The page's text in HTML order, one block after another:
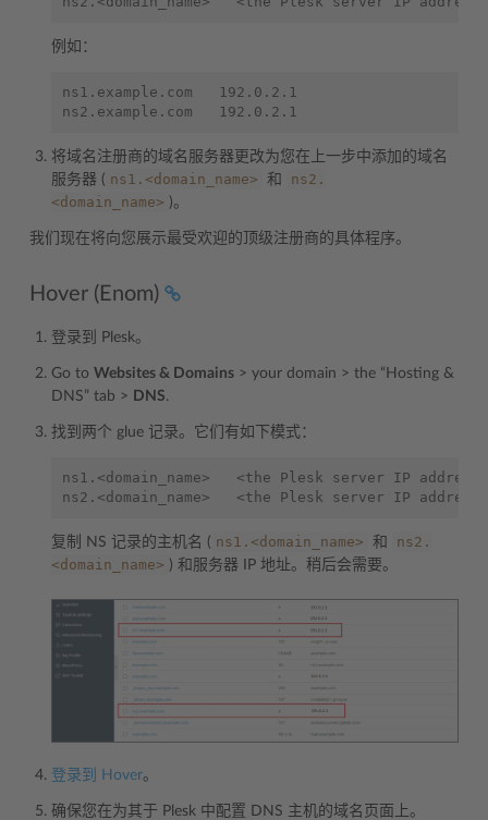
例如：
ns1.example.com   192.0.2.1
将域名注册商的域名服务器更改为您在上一步中添加的域名
服务器 ( ns1.<domain_name> 和
ns2.
<domain_name> )。
我们现在将向您展示最受欢迎的顶级注册商的具体程序。
Hover (Enom)
登录到 Plesk。
Go to Websites & Domains > your domain > the “Hosting &
DNS” tab > DNS.
找到两个 glue 记录。它们有如下模式：
ns1.<domain_name>   <the Plesk server IP address>
复制 NS 记录的主机名 ( ns1.<domain_name> 和
ns2.
<domain_name> ) 和服务器 IP 地址。稍后会需要。
登录到 Hover。
确保您在为其于 Plesk 中配置 DNS 主机的域名页面上。